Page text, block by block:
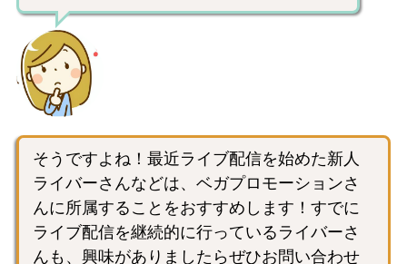
そうですよね！最近ライブ配信を始めた新人
ライバーさんなどは、ベガプロモーションさ
んに所属することをおすすめします！すでに
ライブ配信を継続的に行っているライバーさ
んも、興味がありましたらぜひお問い合わせ